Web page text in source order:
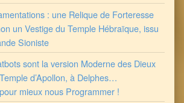
: une Relique de Forteresse
un Vestige du Temple Hébraïque, issu
Sioniste
sont la version Moderne des Dieux
d’Apollon, à Delphes…
mieux nous Programmer !